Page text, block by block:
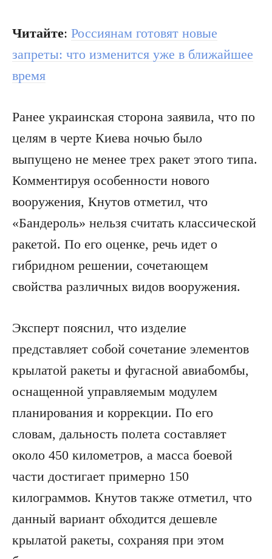
Читайте: Россиянам готовят новые
запреты: что изменится уже в ближайшее
время
Ранее украинская сторона заявила, что по
целям в черте Киева ночью было
выпущено не менее трех ракет этого типа.
Комментируя особенности нового
вооружения, Кнутов отметил, что
«Бандероль» нельзя считать классической
ракетой. По его оценке, речь идет о
гибридном решении, сочетающем
свойства различных видов вооружения.
Эксперт пояснил, что изделие
представляет собой сочетание элементов
крылатой ракеты и фугасной авиабомбы,
оснащенной управляемым модулем
планирования и коррекции. По его
словам, дальность полета составляет
около 450 километров, а масса боевой
части достигает примерно 150
килограммов. Кнутов также отметил, что
данный вариант обходится дешевле
крылатой ракеты, сохраняя при этом